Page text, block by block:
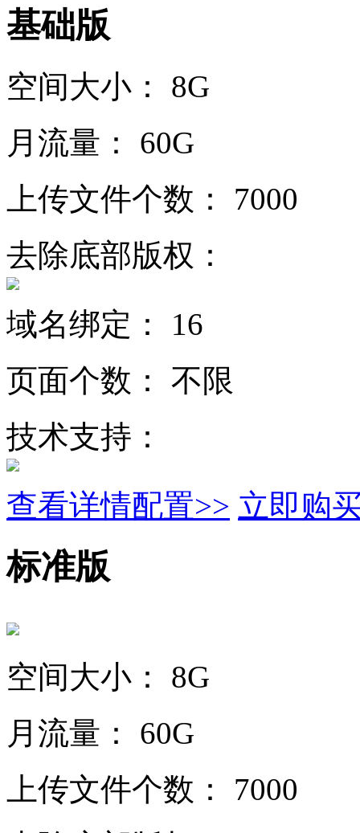
基础版
空间大小：
8G
月流量：
60G
上传文件个数：
7000
去除底部版权：
域名绑定：
16
页面个数：
不限
技术支持：
查看详情配置>> 立即购
标准版
空间大小：
8G
月流量：
60G
上传文件个数：
7000